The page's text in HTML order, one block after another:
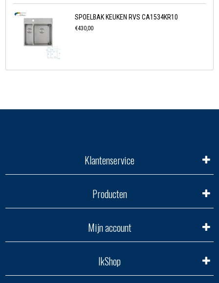
SPOELBAK KEUKEN RVS CA1534KR10
€430,00
Klantenservice
Producten
Mijn account
IkShop